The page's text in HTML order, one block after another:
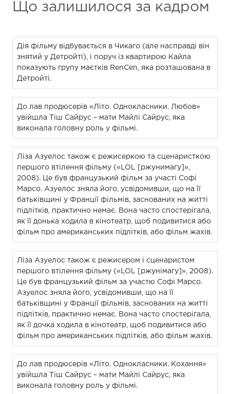
Що залишилося за кадром
Дія фільму відбувається в Чикаго (але насправді він
знятий у Детройті), і поруч із квартирою Кайла
показують групу маєтків RenCen, яка розташована в
Детройті.
До лав продюсерів «Літо. Однокласники. Любов»
увійшла Тіш Сайрус – мати Майлі Сайрус, яка
виконала головну роль у фільмі.
Ліза Азуелос також є режисеркою та сценаристкою
першого втілення фільму («LOL [ржунимагу]»,
2008). Це був французький фільм за участі Софі
Марсо. Азуелос зняла його, усвідомивши, що на її
батьківщині у Франції фільмів, заснованих на житті
підлітків, практично немає. Вона часто спостерігала,
як її донька ходила в кінотеатр, щоб подивитися або
фільм про американських підлітків, або фільм жахів.
Ліза Азуелос також є режисером і сценаристом
першого втілення фільму («LOL [ржунімагу]», 2008).
Це був французький фільм за участю Софі Марсо.
Азуелос зняла його, усвідомивши, що на її
батьківщині у Франції фільмів, заснованих на житті
підлітків, практично немає. Вона часто спостерігала,
як її дочка ходила в кінотеатр, щоб подивитися або
фільм про американських підлітків, або фільм жахів.
До лав продюсерів «Літо. Однокласники. Кохання»
увійшла Тіш Сайрус – мати Майлі Сайрус, яка
виконала головну роль у фільмі.